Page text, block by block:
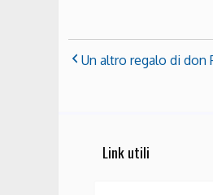
Un altro regalo di don
Link utili